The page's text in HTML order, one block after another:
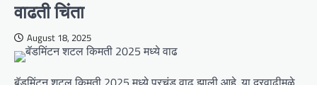
वाढती चिंता
August 18, 2025